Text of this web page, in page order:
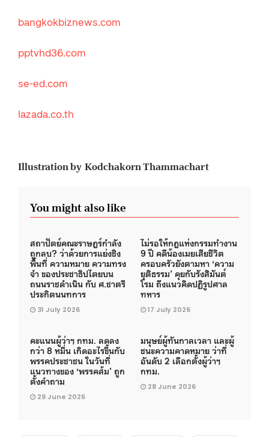
bangkokbiznews.com
pptvhd36.com
se-ed.com
lazada.co.th
Illustration by Kodchakorn Thammachart
You might also like
สถาปัตย์คณะราษฎร์กำลัง
ถูกลบ? ว่าด้วยการแย่งชิง
พื้นที่ ความหมาย ความทรง
จำ ของประชาธิปไตยบน
ถนนราชดำเนิน กับ ศ.ชาตรี
ประกิตนนทการ
31 July 2026
ไม่รอให้กฎแห่งกรรมทำงาน
9 ปี คดีน้องเมยเสียชีวิต
ครอบครัวยังตามหา ‘ความ
ยุติธรรม’ คุยกับรังสิมันต์
โรม ถึงแนวคิดปฏิรูปศาล
ทหาร
17 July 2026
คะแนนผู้ว่าฯ กทม. ลดลง
กว่า 8 หมื่น เกิดอะไรขึ้นกับ
พรรคประชาชน ในวันที่
แนวทางของ ‘พรรคส้ม’ ถูก
ตั้งคำถาม
29 June 2026
มนุษย์ผู้ทันกาลเวลา และผู้
ชนะความคาดหมาย ว่าที่
อันดับ 2 เลือกตั้งผู้ว่าฯ
กทม.
28 June 2026